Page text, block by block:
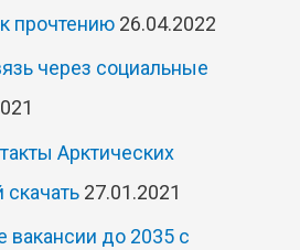
прочтению 26.04.2022
через социальные
Арктических
скачать 27.01.2021
вакансии до 2035 с